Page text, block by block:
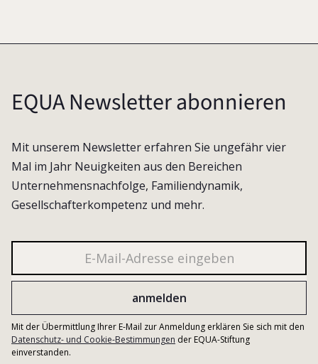
EQUA Newsletter abonnieren
Mit unserem Newsletter erfahren Sie ungefähr vier
Mal im Jahr Neuigkeiten aus den Bereichen
Unternehmensnachfolge, Familiendynamik,
Gesellschafterkompetenz und mehr.
Mit der Übermittlung Ihrer E-Mail zur Anmeldung erklären Sie sich mit den
Datenschutz- und Cookie-Bestimmungen der EQUA-Stiftung
einverstanden.